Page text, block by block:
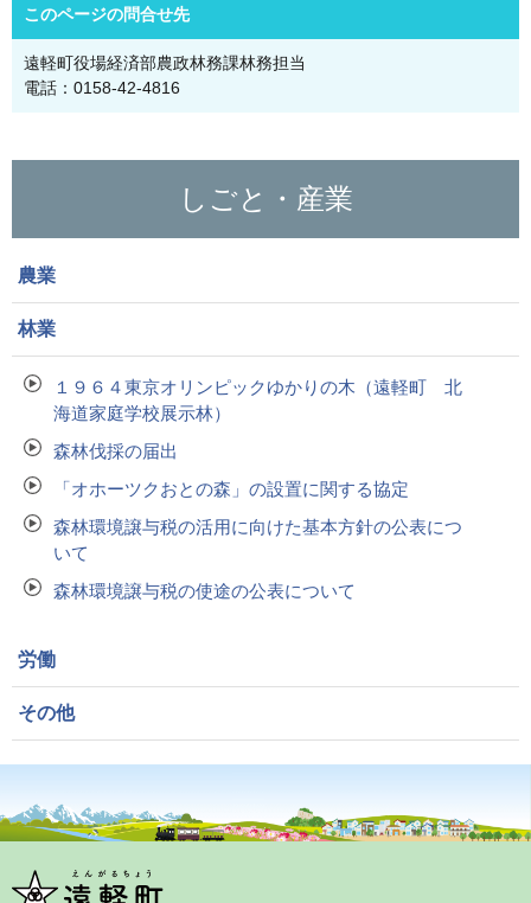
このページの問合せ先
遠軽町役場経済部農政林務課林務担当
電話：0158-42-4816
しごと・産業
農業
林業
１９６４東京オリンピックゆかりの木（遠軽町 北
海道家庭学校展示林）
森林伐採の届出
「オホーツクおとの森」の設置に関する協定
森林環境譲与税の活用に向けた基本方針の公表につ
いて
森林環境譲与税の使途の公表について
労働
その他